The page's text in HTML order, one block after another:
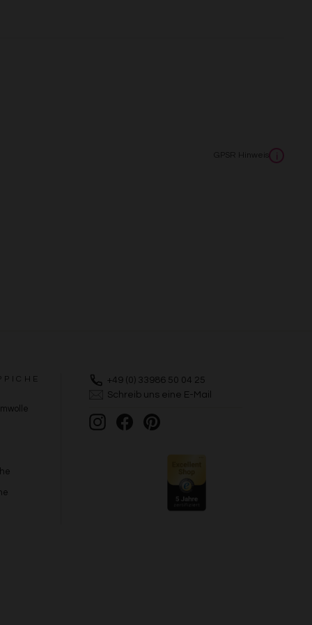
GPSR Hinweis i
+49 (0) 33986 50 04 25
Schreib uns eine E-Mail
Instagram
FacebookPinterest